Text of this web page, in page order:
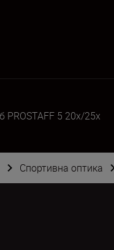
PROSTAFF 5 20x/25x
Спортивна оптика